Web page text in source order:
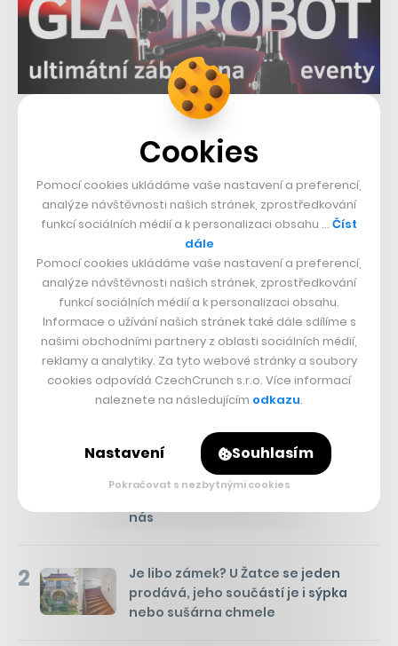
Node5 Credo Ventures
Sdílet článek
Přejít do diskuze
Kam se hrabou české komedie.
Pusťte si na Netflixu historickou
nás
2
Je libo zámek? U Žatce se jeden
prodává, jeho součástí je i sýpka
nebo sušárna chmele
Cookies
Pomocí cookies ukládáme vaše nastavení a preferencí,
analýze návštěvnosti našich stránek, zprostředkování
funkcí sociálních médií a k personalizaci obsahu … Číst
dále
Pomocí cookies ukládáme vaše nastavení a preferencí,
analýze návštěvnosti našich stránek, zprostředkování
funkcí sociálních médií a k personalizaci obsahu.
Informace o užívání našich stránek také dále sdílíme s
našimi obchodními partnery z oblasti sociálních médií,
reklamy a analytiky. Za tyto webové stránky a soubory
cookies odpovídá CzechCrunch s.r.o. Více informací
naleznete na následujícím odkazu.
Nastavení Souhlasím
Pokračovat s nezbytnými cookies